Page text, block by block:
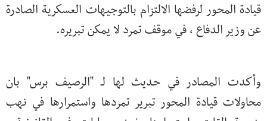
قيادة المحور لرفضها الالتزام بالتوجيهات العسكرية الصادرة
عن وزير الدفاع ، في موقف تمرد لا يمكن تبريره.
وأكدت المصادر في حديث لها لـ "الرصيف برس" بان
محاولات قيادة المحور تبرير تمردها واستمرارها في نهب